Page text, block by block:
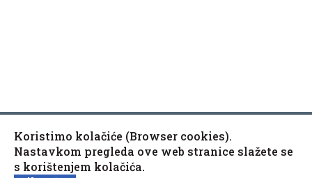
Copyright © 2010-2020 Općina Kaptol, Školska 3, 34334
Kaptol
Koristimo kolačiće (Browser cookies).
Nastavkom pregleda ove web stranice slažete se
s korištenjem kolačića.